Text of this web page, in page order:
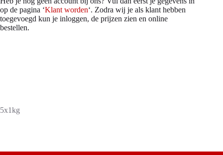
op de pagina ‘Klant worden‘. Zodra wij je als klant hebben
toegevoegd kun je inloggen, de prijzen zien en online
bestellen.
5x1kg